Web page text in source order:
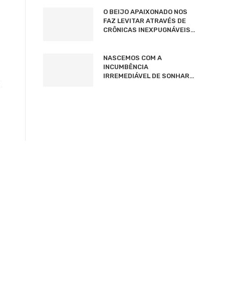
O BEIJO APAIXONADO NOS
FAZ LEVITAR ATRAVÉS DE
CRÔNICAS INEXPUGNÁVEIS…
NASCEMOS COM A
INCUMBÊNCIA
IRREMEDIÁVEL DE SONHAR…